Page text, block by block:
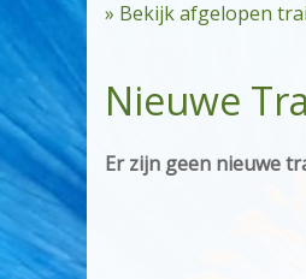
» Bekijk afgelopen
Nieuwe
Er zijn geen nieuwe